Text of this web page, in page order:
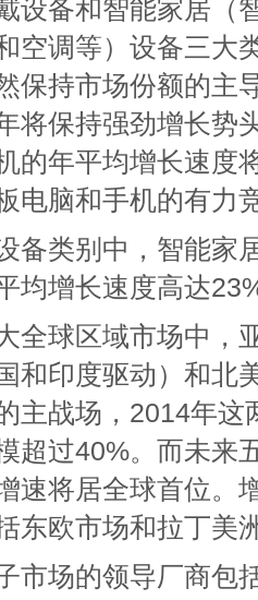
设备和智能家居（
空调等）设备三大
保持市场份额的主
将保持强劲增长势
的年平均增长速度
电脑和手机的有力
备类别中，智能家
均增长速度高达
全球区域市场中，
和印度驱动）和北
主战场，2014年这
超过40%。而未来
速将居全球首位。
东欧市场和拉丁美
市场的领导厂商包